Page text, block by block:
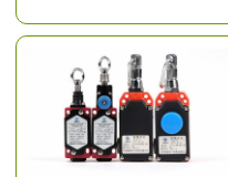
H6PR_100 EB50B8-
P4AR_200 EB50B8-
P4PR_200 EB50B8-
C4AR_200 EB50B8-
H4PR_200 EB50B8-
L5AR_200 EB50B8-
H6PR_200 EB50B8-